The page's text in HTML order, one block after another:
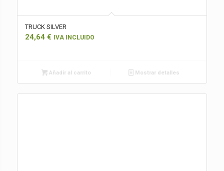
TRUCK SILVER
24,64 € IVA INCLUIDO
Añadir al carrito Mostrar detalles